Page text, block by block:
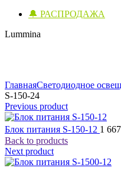
🔔 РАСПРОДАЖА
Lummina
ГлавнаяСветодиодное
S-150-24
Previous product
Блок питания S-150-12 1 667
Back to products
Next product